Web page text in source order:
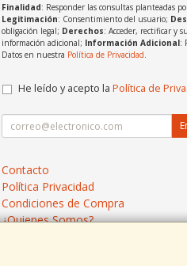
Finalidad: Responder las consultas planteadas
Legitimación: Consentimiento del usuario;
obligación legal; Derechos: Acceder, rectificar y
información adicional; Información Adicional:
Datos en nuestra Política de Privacidad.
He leído y acepto la Política de
Contacto
Política Privacidad
Condiciones de Compra
¿Quienes Somos?